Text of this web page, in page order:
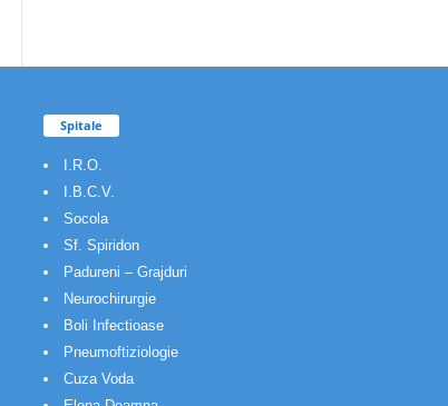
Spitale
I.R.O.
I.B.C.V.
Socola
Sf. Spiridon
Padureni – Grajduri
Neurochirurgie
Boli Infectioase
Pneumoftiziologie
Cuza Voda